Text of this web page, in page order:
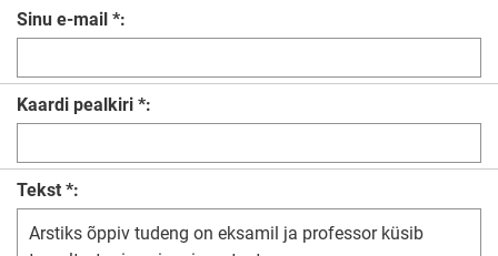
Sinu e-mail *:
Kaardi pealkiri *:
Tekst *: